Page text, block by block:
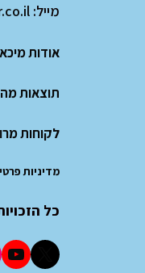
מייל:
אודות
תוצאות
לקוחות
מדיניות
כל